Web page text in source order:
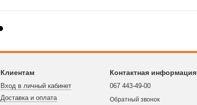
Клиентам
Вход в личный кабинет
Доставка и оплата
Контактная информация
067 443-49-00
Обратный звонок